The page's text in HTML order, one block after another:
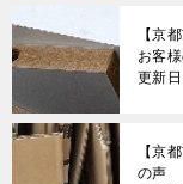
【京
お客
更新
【京
の声